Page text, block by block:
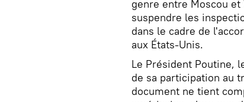
genre entre Moscou et
suspendre les
dans le cadre de
aux États-Unis.
Le Président Poutine,
de sa participation au
document ne tient